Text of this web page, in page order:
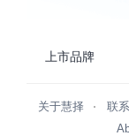
上市品牌
关于慧择 联